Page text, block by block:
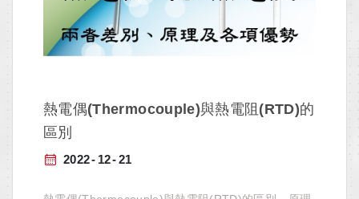
21
12
2022
熱電偶(Thermocouple)與熱電阻(RTD)的
區別